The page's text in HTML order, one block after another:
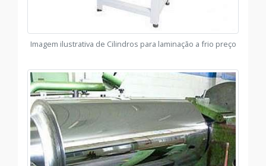
Imagem ilustrativa de Cilindros para laminação a frio preço